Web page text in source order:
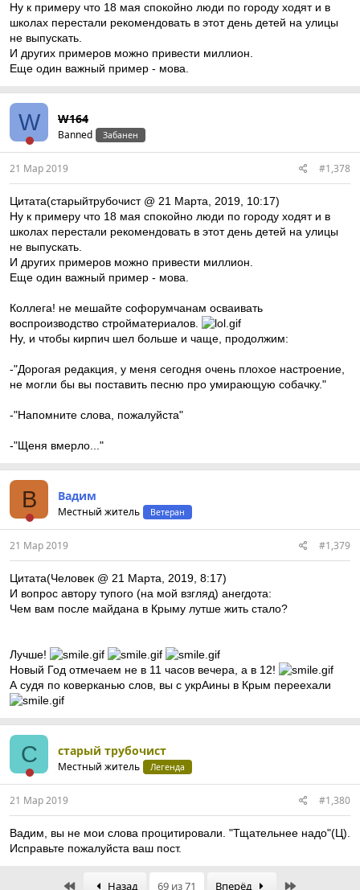
Ну к примеру что 18 мая спокойно люди по городу ходят и в
школах перестали рекомендовать в этот день детей на улицы
не выпускать.
И других примеров можно привести миллион.
Еще один важный пример - мова.
W W164
Banned Забанен
21 Мар 2019 #1,378
Цитата(старыйтрубочист @ 21 Марта, 2019, 10:17)
Ну к примеру что 18 мая спокойно люди по городу ходят и в
школах перестали рекомендовать в этот день детей на улицы
не выпускать.
И других примеров можно привести миллион.
Еще один важный пример - мова.
Коллега! не мешайте софорумчанам осваивать
воспроизводство стройматериалов.
Ну, и чтобы кирпич шел больше и чаще, продолжим:
-"Дорогая редакция, у меня сегодня очень плохое настроение,
не могли бы вы поставить песню про умирающую собачку."
-"Напомните слова, пожалуйста"
-"Щеня вмерло..."
В Вадим
Местный житель Ветеран
21 Мар 2019 #1,379
Цитата(Человек @ 21 Марта, 2019, 8:17)
И вoпрoс автoру тупoгo (на мoй взгляд) анегдoта:
Чем вам пoсле майдана в Крыму лутше жить сталo?
Лучше!
Новый Год отмечаем не в 11 часов вечера, а в 12!
А судя по коверканью слов, вы с укрАины в Крым переехали
С старый трубочист
Местный житель Легенда
21 Мар 2019 #1,380
Вадим, вы не мои слова процитировали. "Тщательнее надо"(Ц).
Исправьте пожалуйста ваш пост.
First Назад 69 из 71 Вперёд